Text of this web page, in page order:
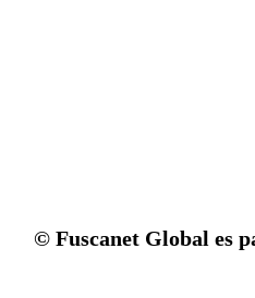
© Fuscanet Global es